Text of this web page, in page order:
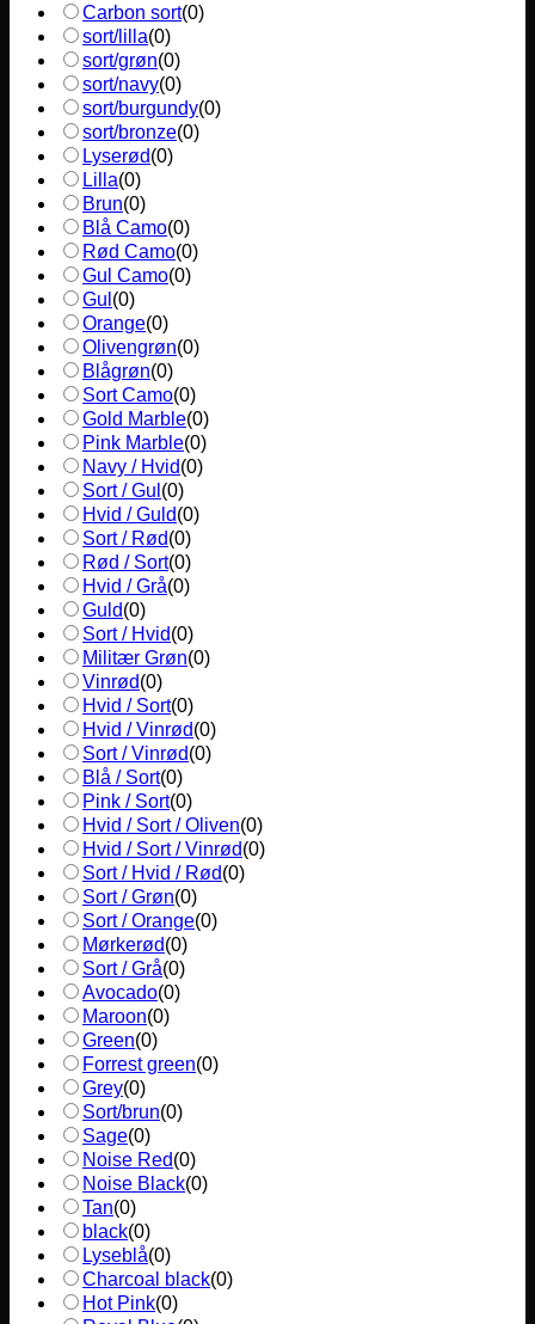
Carbon sort(0)
sort/lilla(0)
sort/grøn(0)
sort/navy(0)
sort/burgundy(0)
sort/bronze(0)
Lyserød(0)
Lilla(0)
Brun(0)
Blå Camo(0)
Rød Camo(0)
Gul Camo(0)
Gul (0)
Orange(0)
Olivengrøn(0)
Blågrøn(0)
Sort Camo(0)
Gold Marble(0)
Pink Marble(0)
Navy / Hvid(0)
Sort / Gul (0)
Hvid / Guld(0)
Sort / Rød(0)
Rød / Sort(0)
Hvid / Grå(0)
Guld(0)
Sort / Hvid(0)
Militær Grøn(0)
Vinrød(0)
Hvid / Sort(0)
Hvid / Vinrød(0)
Sort / Vinrød(0)
Blå / Sort(0)
Pink / Sort(0)
Hvid / Sort / Oliven(0)
Hvid / Sort / Vinrød(0)
Sort / Hvid / Rød(0)
Sort / Grøn(0)
Sort / Orange(0)
Mørkerød(0)
Sort / Grå(0)
Avocado(0)
Maroon(0)
Green(0)
Forrest green(0)
Grey(0)
Sort/brun(0)
Sage(0)
Noise Red(0)
Noise Black(0)
Tan(0)
black(0)
Lyseblå(0)
Charcoal black(0)
Hot Pink(0)